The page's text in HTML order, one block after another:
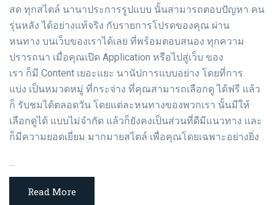
สด ทุกสไตล์ นานาประการรูปแบบ นั้นสามารถตอบปัญหา คน
รุ่นหลัง ได้อย่างแท้จริง กับรายการโปรดของคุณ ผ่าน
หนทาง บนเว็บของเราได้เลย ที่พร้อมตอบสนอง ทุกความ
ปรารถนา เมื่อคุณเปิด Application หรือไปสู่เว็บ ของ
เรา ก็มี Content เยอะแยะ นานัปการแบบอย่าง โดยที่การ
แบ่ง เป็นหมวดหมู่ ที่กระจ่าง ที่คุณสามารถเลือกดู ได้ฟรี แล้ว
ก็ รับชมได้ตลอดวัน โดยแต่ละหนทางของพวกเรา นั้นมีให้
เลือกดูได้ แบบไม่จำกัด แล้วก็ยังคงเป็นส่วนที่ดีมีแนวทาง และ
ก็มีความยอดเยี่ยม มากมายสไตล์ เพื่อคุณโดยเฉพาะอย่างยิ่ง
…
Read More